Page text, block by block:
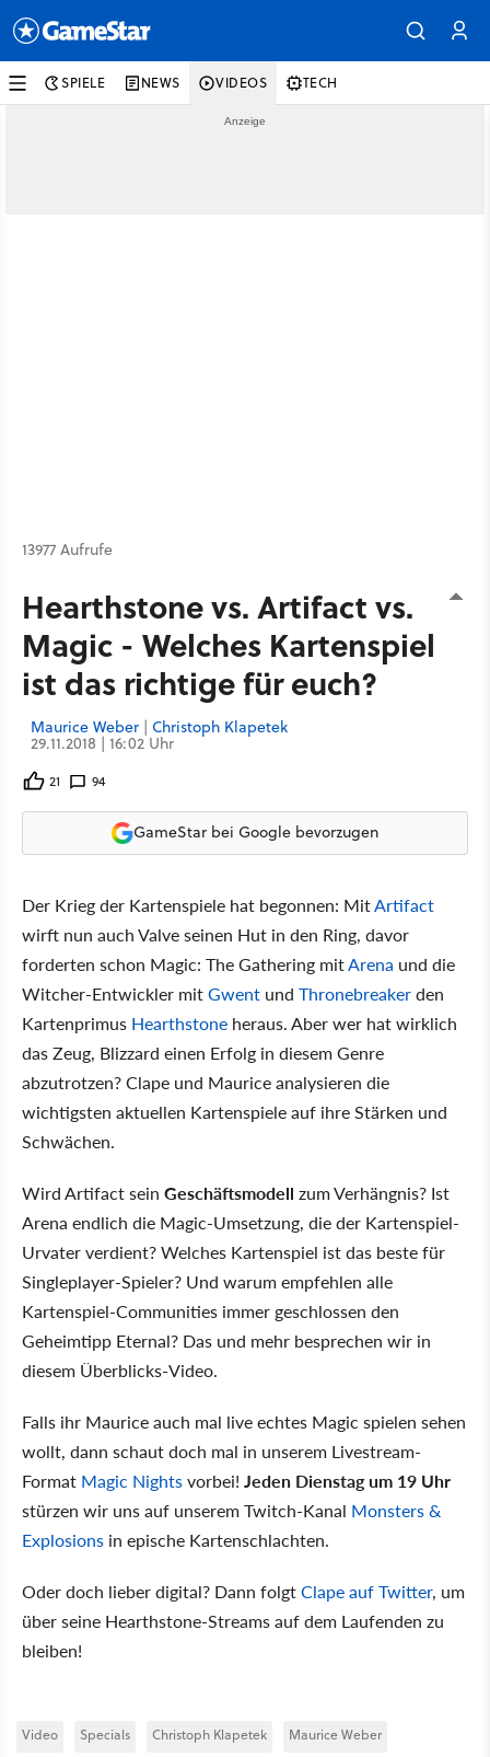
SPIELE NEWS VIDEOS TECH
13977 Aufrufe
Hearthstone vs. Artifact vs.
Magic - Welches Kartenspiel
ist das richtige für euch?
Maurice Weber | Christoph Klapetek
29.11.2018 | 16:02 Uhr
21 94
GameStar bei Google bevorzugen
Der Krieg der Kartenspiele hat begonnen: MitArtifact
wirft nun auch Valve seinen Hut in den Ring, davor
forderten schon Magic: The Gathering mitArena und die
Witcher-Entwickler mitGwent und Thronebreakerden
Kartenprimus Hearthstone heraus. Aber wer hat wirklich
das Zeug, Blizzard einen Erfolg in diesem Genre
abzutrotzen? Clape und Maurice analysieren die
wichtigsten aktuellen Kartenspiele auf ihre Stärken und
Schwächen.
Wird Artifact sein Geschäftsmodell zum Verhängnis? Ist
Arena endlich die Magic-Umsetzung, die der Kartenspiel-
Urvater verdient? Welches Kartenspiel ist das beste für
Singleplayer-Spieler? Und warum empfehlen alle
Kartenspiel-Communities immer geschlossen den
Geheimtipp Eternal? Das und mehr besprechen wir in
diesem Überblicks-Video.
Falls ihr Maurice auch mal live echtes Magic spielen sehen
wollt, dann schaut doch mal in unserem Livestream-
Format Magic Nightsvorbei! Jeden Dienstag um 19 Uhr
stürzen wir uns auf unserem Twitch-Kanal Monsters &
Explosions in epische Kartenschlachten.
Oder doch lieber digital? Dann folgtClape auf Twitter, um
über seine Hearthstone-Streams auf dem Laufenden zu
bleiben!
Video Specials Christoph Klapetek Maurice Weber